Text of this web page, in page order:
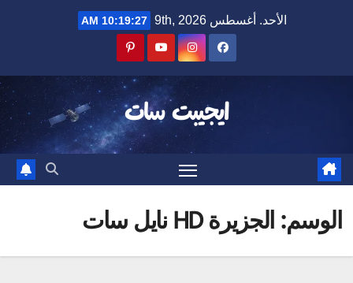
الأحد. أغسطس 9th, 2026 10:19:28 AM
ايجيبت سات
الوسم:الجزيرة HD نايل سات